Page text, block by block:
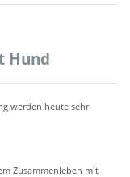
Hund
werden heute sehr
Zusammenleben mit